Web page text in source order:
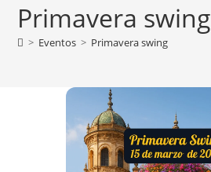
Primavera swing
> Eventos > Primavera swing